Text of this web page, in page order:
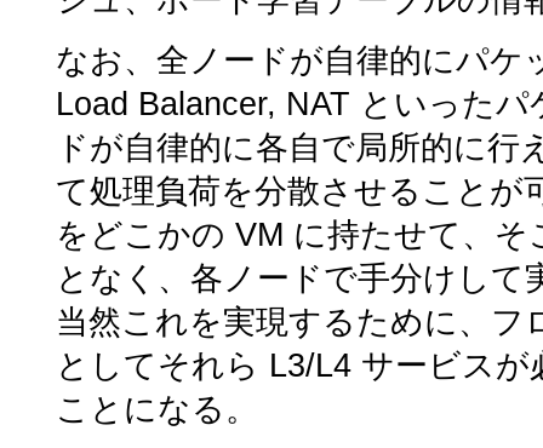
なお、全ノードが自律的にパ
Load Balancer, NAT といった
ドが自律的に各自で局所的に
て処理負荷を分散させることが
をどこかの VM に持たせて、
となく、各ノードで手分けして
当然これを実現するために、
としてそれら L3/L4 サービス
ことになる。